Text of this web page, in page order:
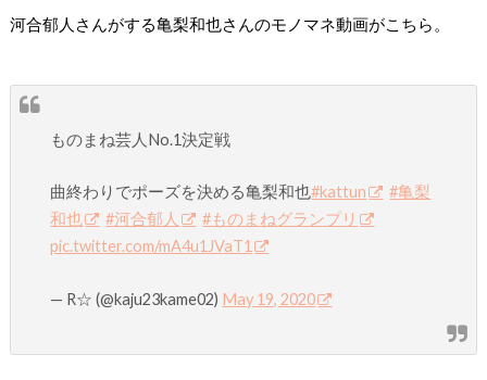
河合郁人さんがする亀梨和也さんのモノマネ動画がこちら。
ものまね芸人No.1決定戦
曲終わりでポーズを決める亀梨和也#kattun
#亀梨
和也
#河合郁人
#ものまねグランプリ
pic.twitter.com/mA4u1JVaT1
— R☆ (@kaju23kame02) May 19, 2020